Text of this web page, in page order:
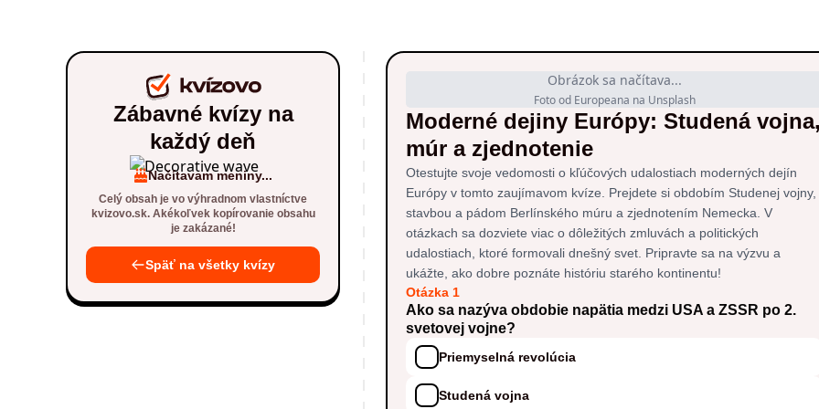
Zábavné kvízy na
každý deň
Načítavam meniny...
Celý obsah je vo výhradnom vlastníctve
kvizovo.sk. Akékoľvek kopírovanie obsahu
je zakázané!
Späť na všetky kvízy
Obrázok sa načítava...
Foto od Europeana na Unsplash
Moderné dejiny Európy: Studená
múr a zjednotenie
Otestujte svoje vedomosti o kľúčových udalostiach moderných dejín
Európy v tomto zaujímavom kvíze. Prejdete si obdobím Studenej vojny,
stavbou a pádom Berlínského múru a zjednotením Nemecka. V
otázkach sa dozviete viac o dôležitých zmluvách a politických
udalostiach, ktoré formovali dnešný svet. Pripravte sa na výzvu a
ukážte, ako dobre poznáte históriu starého kontinentu!
Otázka 1
Ako sa nazýva obdobie napätia medzi USA a ZSSR po 2.
svetovej vojne?
Priemyselná revolúcia
Studená vojna